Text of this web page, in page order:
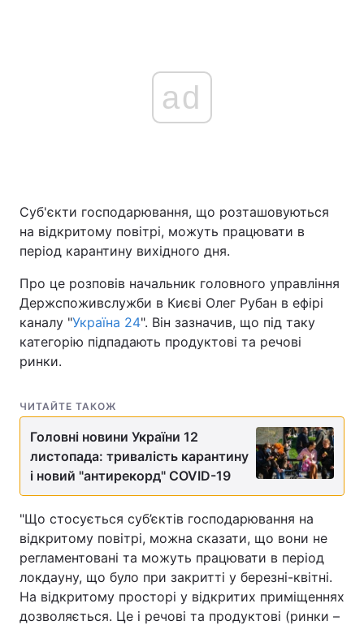
ad
Суб'єкти господарювання, що розташовуються
на відкритому повітрі, можуть працювати в
період карантину вихідного дня.
Про це розповів начальник головного управління
Держспоживслужби в Києві Олег Рубан в ефірі
каналу "Україна 24". Він зазначив, що під таку
категорію підпадають продуктові та речові
ринки.
ЧИТАЙТЕ ТАКОЖ
Головні новини України 12
листопада: тривалість карантину
і новий "антирекорд" COVID-19
"Що стосується суб’єктів господарювання на
відкритому повітрі, можна сказати, що вони не
регламентовані та можуть працювати в період
локдауну, що було при закритті у березні-квітні.
На відкритому просторі у відкритих приміщеннях
дозволяється. Це і речові та продуктові (ринки –